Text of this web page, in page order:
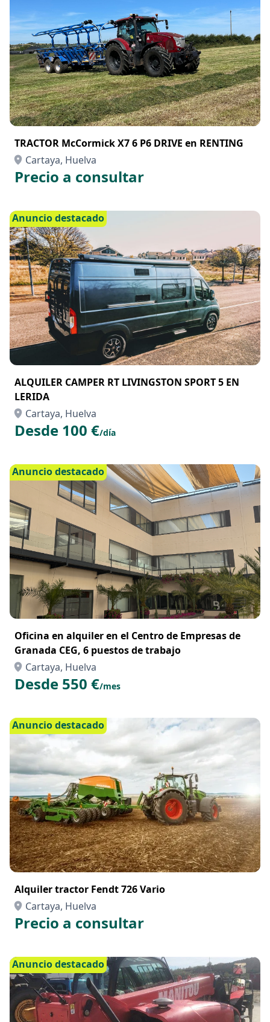
TRACTOR McCormick X7 6 P6 DRIVE en RENTING
Cartaya, Huelva
Precio a consultar
Anuncio destacado
ALQUILER CAMPER RT LIVINGSTON SPORT 5 EN
LERIDA
Cartaya, Huelva
Desde 100 €/día
Anuncio destacado
Oficina en alquiler en el Centro de Empresas de
Granada CEG, 6 puestos de trabajo
Cartaya, Huelva
Desde 550 €/mes
Anuncio destacado
Alquiler tractor Fendt 726 Vario
Cartaya, Huelva
Precio a consultar
Anuncio destacado